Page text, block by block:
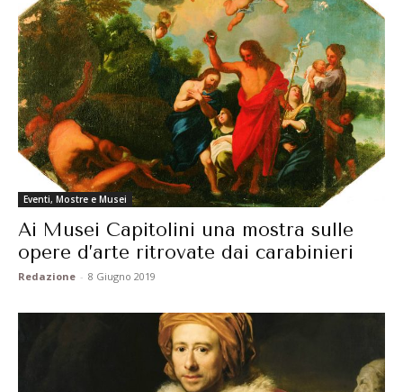
Eventi, Mostre e Musei
Ai Musei Capitolini una mostra sulle
opere d’arte ritrovate dai carabinieri
Redazione - 8 Giugno 2019